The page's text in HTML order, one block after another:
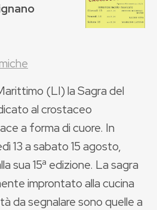
(LI) la Sagra del
al crostaceo
a forma di cuore. In
13 a sabato 15 agosto,
sua 15ª edizione. La sagra
improntato alla cucina
da segnalare sono quelle a